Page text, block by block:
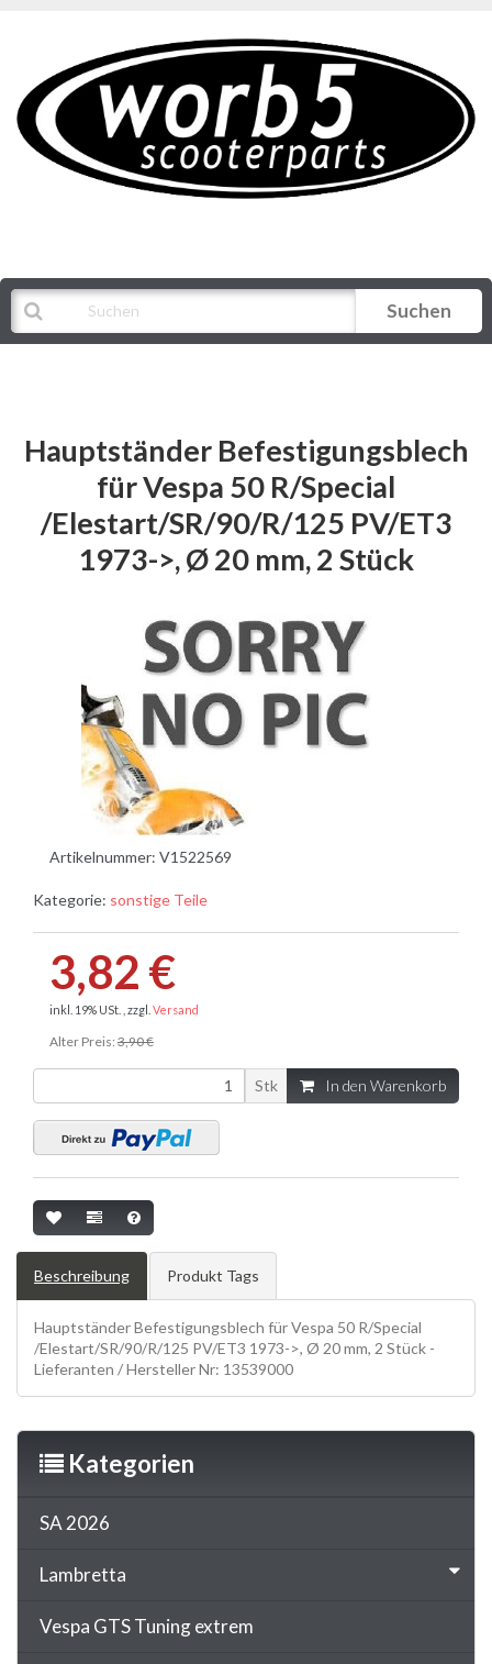
Suchen
Hauptständer Befestigungsblech
für Vespa 50 R/Special
/Elestart/SR/90/R/125 PV/ET3
1973->, Ø 20 mm, 2 Stück
Artikelnummer: V1522569
Kategorie: sonstige Teile
3,82 €
inkl. 19% USt. , zzgl. Versand
Alter Preis: 3,90 €
Stk In den Warenkorb
Beschreibung Produkt Tags
Hauptständer Befestigungsblech für Vespa 50 R/Special
/Elestart/SR/90/R/125 PV/ET3 1973->, Ø 20 mm, 2 Stück -
Lieferanten / Hersteller Nr: 13539000
Kategorien
SA 2026
Lambretta
Vespa GTS Tuning extrem